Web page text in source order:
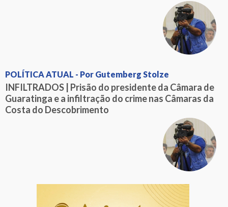
POLÍTICA ATUAL - Por Gutemberg Stolze
INFILTRADOS | Prisão do presidente da Câmara de
Guaratinga e a infiltração do crime nas Câmaras da
Costa do Descobrimento